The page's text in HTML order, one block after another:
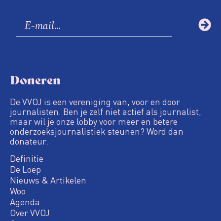
Doneren
De VVOJ is een vereniging van, voor en door
journalisten. Ben je zelf niet actief als journalist,
maar wil je onze lobby voor meer en betere
onderzoeksjournalistiek steunen? Word dan
donateur.
Definitie
De Loep
Nieuws & Artikelen
Woo
Agenda
Over VVOJ